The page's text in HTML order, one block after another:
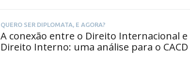
QUERO SER DIPLOMATA, E AGORA?
A conexão entre o Direito Internacional e
Direito Interno: uma análise para o CACD